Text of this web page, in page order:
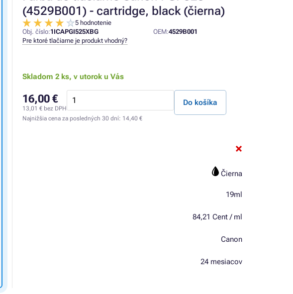
(4529B001) - cartridge, black (čierna)
5 hodnotenie
Obj. číslo:1ICAPGI525XBG OEM:4529B001
Pre ktoré tlačiarne je produkt vhodný?
Skladom 2 ks, v utorok u Vás
16,00 €
13,01 € bez DPH
Do košíka
Najnižšia cena za posledných 30 dní: 14,40 €
Čierna
19ml
84,21 Cent / ml
Canon
24 mesiacov